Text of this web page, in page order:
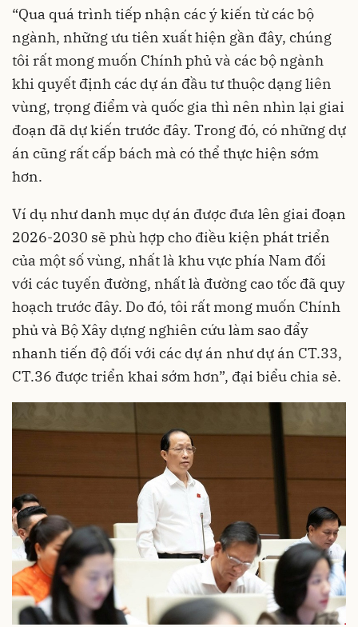
“Qua quá trình tiếp nhận các ý kiến từ các bộ
ngành, những ưu tiên xuất hiện gần đây, chúng
tôi rất mong muốn Chính phủ và các bộ ngành
khi quyết định các dự án đầu tư thuộc dạng liên
vùng, trọng điểm và quốc gia thì nên nhìn lại giai
đoạn đã dự kiến trước đây. Trong đó, có những dự
án cũng rất cấp bách mà có thể thực hiện sớm
hơn.
Ví dụ như danh mục dự án được đưa lên giai đoạn
2026-2030 sẽ phù hợp cho điều kiện phát triển
của một số vùng, nhất là khu vực phía Nam đối
với các tuyến đường, nhất là đường cao tốc đã quy
hoạch trước đây. Do đó, tôi rất mong muốn Chính
phủ và Bộ Xây dựng nghiên cứu làm sao đẩy
nhanh tiến độ đối với các dự án như dự án CT.33,
CT.36 được triển khai sớm hơn”, đại biểu chia sẻ.